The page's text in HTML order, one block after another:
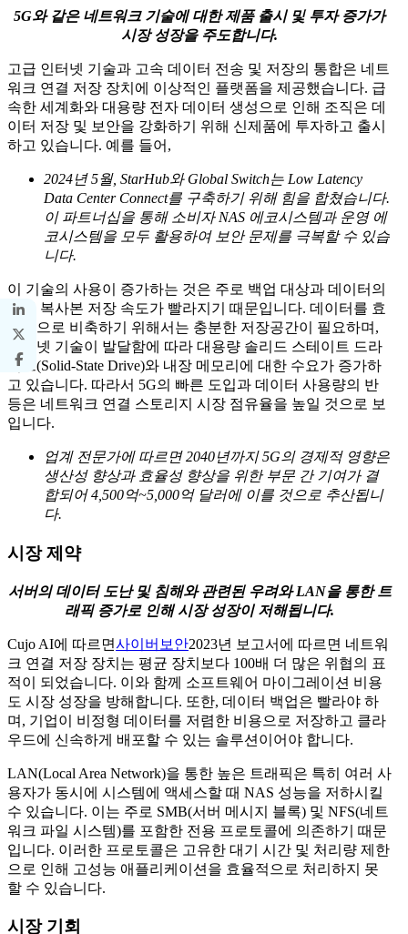
5G와 같은 네트워크 기술에 대한 제품 출시 및 투자 증가가
시장 성장을 주도합니다.
고급 인터넷 기술과 고속 데이터 전송 및 저장의 통합은 네트
워크 연결 저장 장치에 이상적인 플랫폼을 제공했습니다. 급
속한 세계화와 대용량 전자 데이터 생성으로 인해 조직은 데
이터 저장 및 보안을 강화하기 위해 신제품에 투자하고 출시
하고 있습니다. 예를 들어,
2024년 5월, StarHub와 Global Switch는 Low Latency
Data Center Connect를 구축하기 위해 힘을 합쳤습니다.
이 파트너십을 통해 소비자 NAS 에코시스템과 운영 에
코시스템을 모두 활용하여 보안 문제를 극복할 수 있습
니다.
이 기술의 사용이 증가하는 것은 주로 백업 대상과 데이터의
파일 복사본 저장 속도가 빨라지기 때문입니다. 데이터를 효
율적으로 비축하기 위해서는 충분한 저장공간이 필요하며,
인터넷 기술이 발달함에 따라 대용량 솔리드 스테이트 드라
이브(Solid-State Drive)와 내장 메모리에 대한 수요가 증가하
고 있습니다. 따라서 5G의 빠른 도입과 데이터 사용량의 반
등은 네트워크 연결 스토리지 시장 점유율을 높일 것으로 보
입니다.
업계 전문가에 따르면 2040년까지 5G의 경제적 영향은
생산성 향상과 효율성 향상을 위한 부문 간 기여가 결
합되어 4,500억~5,000억 달러에 이를 것으로 추산됩니
다.
시장 제약
서버의 데이터 도난 및 침해와 관련된 우려와 LAN을 통한 트
래픽 증가로 인해 시장 성장이 저해됩니다.
Cujo AI에 따르면사이버보안2023년 보고서에 따르면 네트워
크 연결 저장 장치는 평균 장치보다 100배 더 많은 위협의 표
적이 되었습니다. 이와 함께 소프트웨어 마이그레이션 비용
도 시장 성장을 방해합니다. 또한, 데이터 백업은 빨라야 하
며, 기업이 비정형 데이터를 저렴한 비용으로 저장하고 클라
우드에 신속하게 배포할 수 있는 솔루션이어야 합니다.
LAN(Local Area Network)을 통한 높은 트래픽은 특히 여러 사
용자가 동시에 시스템에 액세스할 때 NAS 성능을 저하시킬
수 있습니다. 이는 주로 SMB(서버 메시지 블록) 및 NFS(네트
워크 파일 시스템)를 포함한 전용 프로토콜에 의존하기 때문
입니다. 이러한 프로토콜은 고유한 대기 시간 및 처리량 제한
으로 인해 고성능 애플리케이션을 효율적으로 처리하지 못
할 수 있습니다.
시장 기회